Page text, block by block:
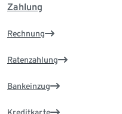
Zahlung
Rechnung
Ratenzahlung
Bankeinzug